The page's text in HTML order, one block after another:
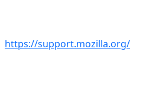
https://support.mozilla.org/